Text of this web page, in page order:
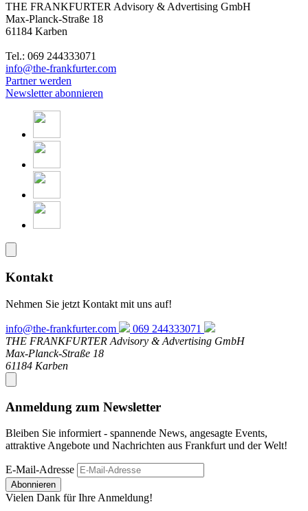
THE FRANKFURTER Advisory & Advertising GmbH
Max-Planck-Straße 18
61184 Karben
Tel.: 069 244333071
info@the-frankfurter.com
Partner werden
Newsletter abonnieren
Kontakt
Nehmen Sie jetzt Kontakt mit uns auf!
info@the-frankfurter.com
069 244333071
THE FRANKFURTER Advisory & Advertising GmbH
Max-Planck-Straße 18
61184 Karben
Anmeldung zum Newsletter
Bleiben Sie informiert - spannende News, angesagte Events,
attraktive Angebote und Nachrichten aus Frankfurt und der Welt!
E-Mail-Adresse
Abonnieren
Vielen Dank für Ihre Anmeldung!